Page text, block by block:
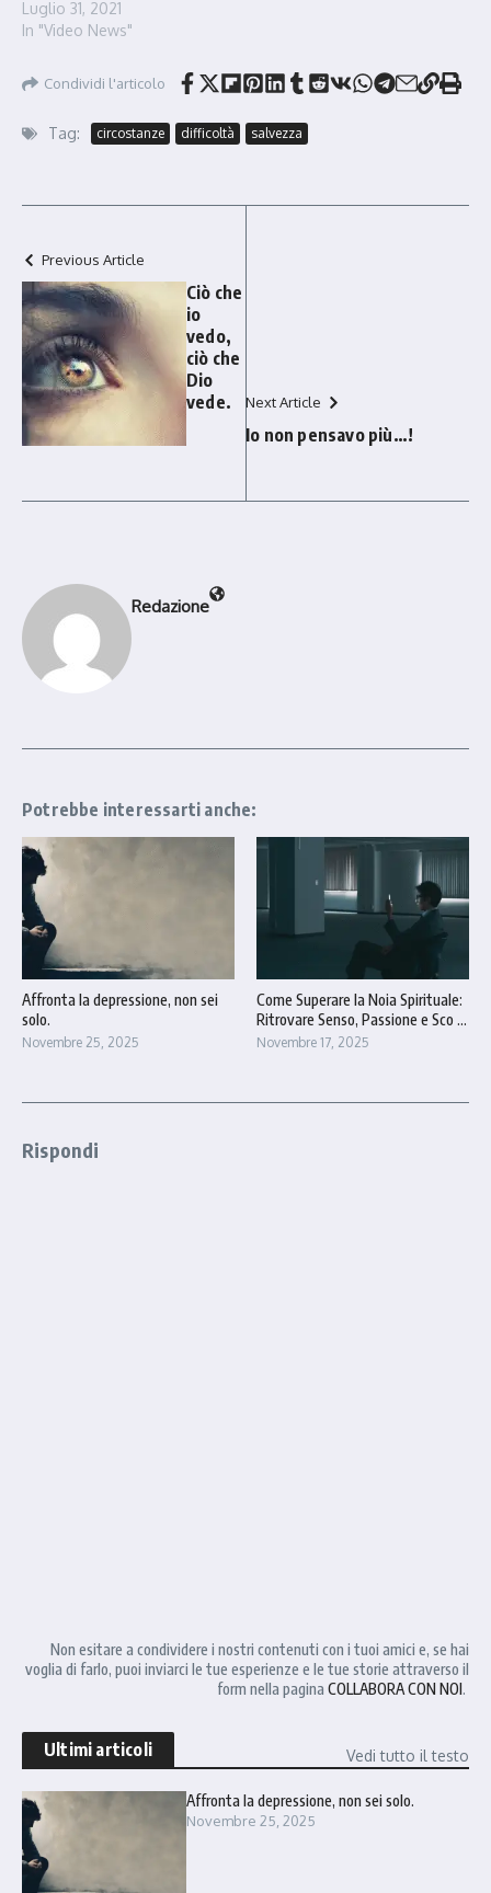
Luglio 31, 2021
In "Video News"
Condividi l'articolo
Tag: circostanze difficoltà salvezza
Previous Article
Ciò che
io
vedo,
ciò che
Dio
vede.
Next Article
Io non pensavo più…!
Redazione
Potrebbe interessarti anche:
Affronta la depressione, non sei
solo.
Novembre 25, 2025
Come Superare la Noia Spirituale:
Ritrovare Senso, Passione e Sco ...
Novembre 17, 2025
Rispondi
Non esitare a condividere i nostri contenuti con i tuoi amici e, se hai
voglia di farlo, puoi inviarci le tue esperienze e le tue storie attraverso il
form nella pagina COLLABORA CON NOI.
Ultimi articoli Vedi tutto il testo
Affronta la depressione, non sei solo.
Novembre 25, 2025